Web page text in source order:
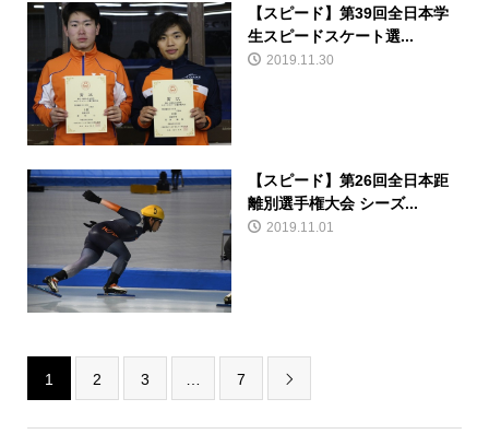
【スピード】第39回全日本学
生スピードスケート選...
2019.11.30
【スピード】第26回全日本距
離別選手権大会 シーズ...
2019.11.01
1 2 3 7 